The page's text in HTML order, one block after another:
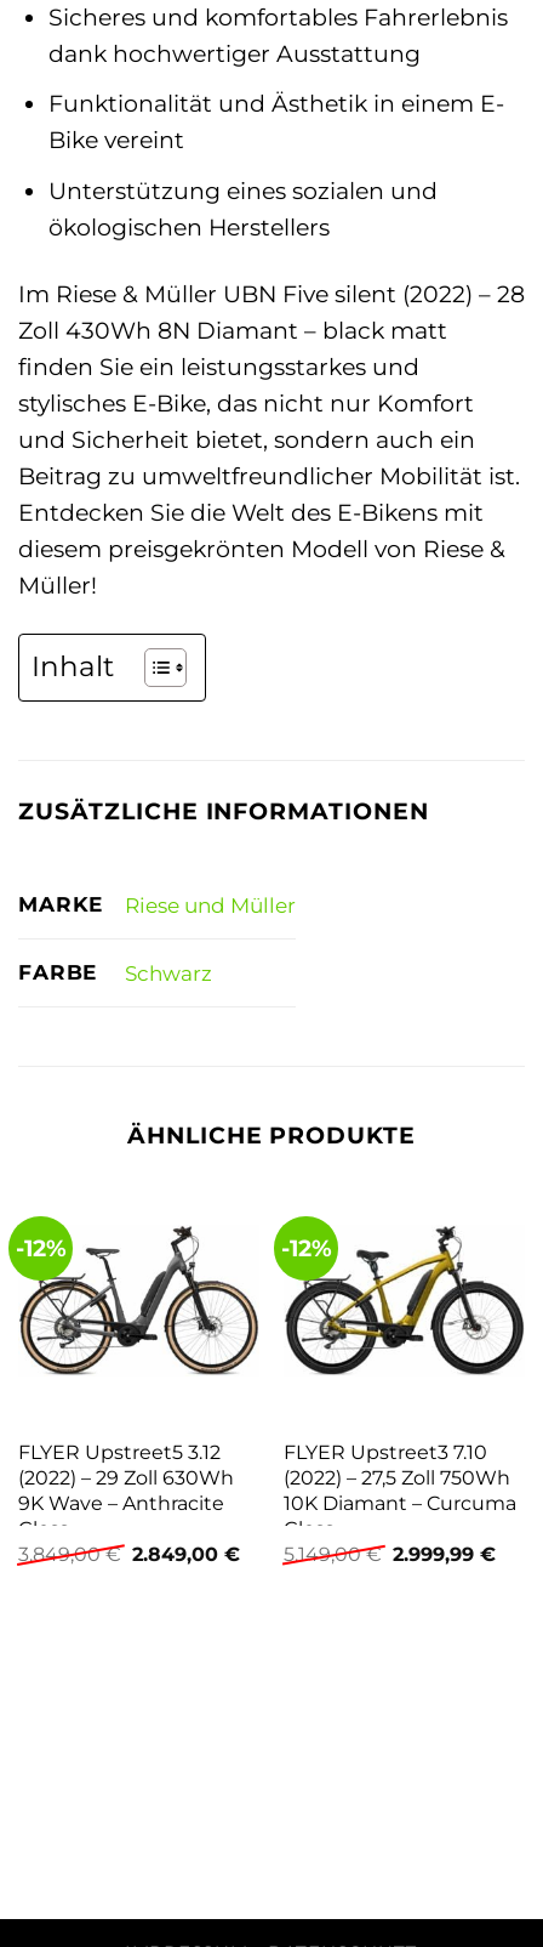
Sicheres und komfortables Fahrerlebnis
dank hochwertiger Ausstattung
Funktionalität und Ästhetik in einem E-
Bike vereint
Unterstützung eines sozialen und
ökologischen Herstellers
Im Riese & Müller UBN Five silent (2022) – 28
Zoll 430Wh 8N Diamant – black matt
finden Sie ein leistungsstarkes und
stylisches E-Bike, das nicht nur Komfort
und Sicherheit bietet, sondern auch ein
Beitrag zu umweltfreundlicher Mobilität ist.
Entdecken Sie die Welt des E-Bikens mit
diesem preisgekrönten Modell von Riese &
Müller!
Inhalt
ZUSÄTZLICHE INFORMATIONEN
MARKE Riese und Müller
FARBE Schwarz
ÄHNLICHE PRODUKTE
-12%
FLYER Upstreet5 3.12
(2022) – 29 Zoll 630Wh
9K Wave – Anthracite
Gloss
3.849,00€ Ursprünglicher
2.849,00 €Aktueller
Preis
-12%
FLYER Upstreet3 7.10
(2022) – 27,5 Zoll 750Wh
10K Diamant – Curcuma
Gloss
5.149,00€ Ursprünglicher
2.999,99 €